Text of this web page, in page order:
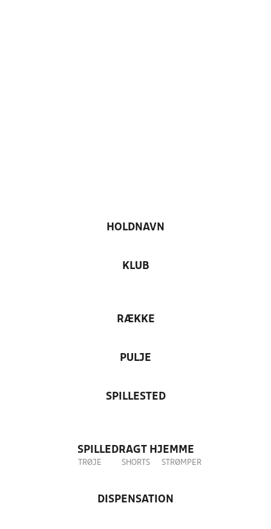
HOLDNAVN
KLUB
RÆKKE
PULJE
SPILLESTED
SPILLEDRAGT HJEMME
TRØJE SHORTS STRØMPER
DISPENSATION